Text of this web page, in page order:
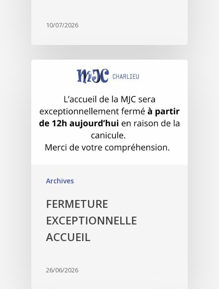
10/07/2026
Archives
FERMETURE
EXCEPTIONNELLE
ACCUEIL
26/06/2026